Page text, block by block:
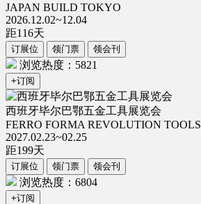
JAPAN BUILD TOKYO
2026.12.02~12.04
距116天
订展位 领门票 领会刊
浏览热度：5821
+订阅
西班牙毕尔巴鄂五金工具展览会
FERRO FORMA REVOLUTION TOOLS
2027.02.23~02.25
距199天
订展位 领门票 领会刊
浏览热度：6804
+订阅